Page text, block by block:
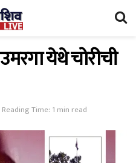
येथे चोरीची
Reading Time: 1 min read